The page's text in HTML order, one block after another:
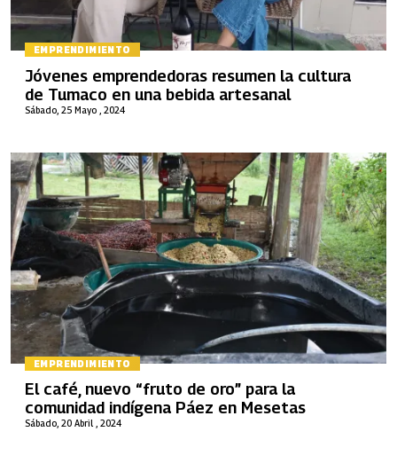
EMPRENDIMIENTO
Sábado, 25 Mayo , 2024
Jóvenes emprendedoras resumen la cultura
de Tumaco en una bebida artesanal
EMPRENDIMIENTO
Sábado, 20 Abril , 2024
El café, nuevo “fruto de oro” para la
comunidad indígena Páez en Mesetas